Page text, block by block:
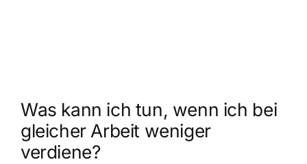
Was kann ich tun, wenn ich bei
gleicher Arbeit weniger
verdiene?